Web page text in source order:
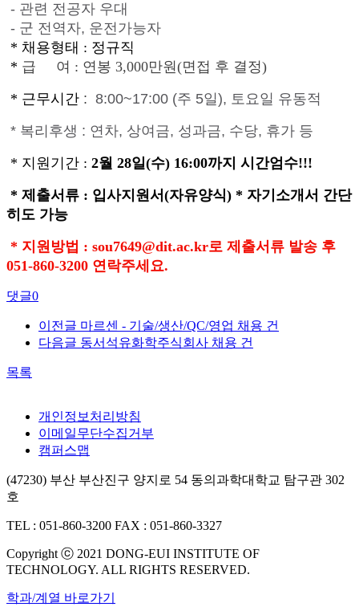
- 관련 전공자 우대
- 군 전역자, 운전가능자
* 채용형태 : 정규직
* 급 여 : 연봉 3,000만원(면접 후 결정)
* 근무시간 : 8:00~17:00 (주 5일), 토요일 유동적
* 복리후생 : 연차, 상여금, 성과금, 수당, 휴가 등
* 지원기간 : 2월 28일(수) 16:00까지 시간엄수!!!
* 제출서류 : 입사지원서(자유양식) * 자기소개서 간단
히도 가능
* 지원방법 : sou7649@dit.ac.kr로 제출서류 발송 후
051-860-3200 연락주세요.
댓글0
이전글 마르센 - 기술/생산/QC/영업 채용 건
다음글 동서석유화학주식회사 채용 건
목록
개인정보처리방침
이메일무단수집거부
캠퍼스맵
(47230) 부산 부산진구 양지로 54 동의과학대학교 탐구관 302
호
TEL : 051-860-3200 FAX : 051-860-3327
Copyright ⓒ 2021 DONG-EUI INSTITUTE OF
TECHNOLOGY. ALL RIGHTS RESERVED.
학과/계열 바로가기